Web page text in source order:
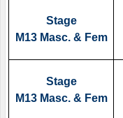
Stage
M13 Masc. & Fem
Stage
M13 Masc. & Fem